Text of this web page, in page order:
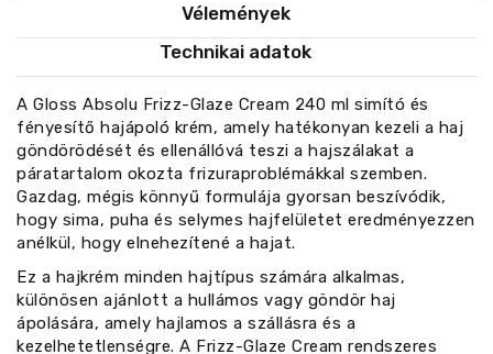
Vélemények
Technikai adatok
A Gloss Absolu Frizz-Glaze Cream 240 ml simító és
fényesítő hajápoló krém, amely hatékonyan kezeli a haj
göndörödését és ellenállóvá teszi a hajszálakat a
páratartalom okozta frizuraproblémákkal szemben.
Gazdag, mégis könnyű formulája gyorsan beszívódik,
hogy sima, puha és selymes hajfelületet eredményezzen
anélkül, hogy elnehezítené a hajat.
Ez a hajkrém minden hajtípus számára alkalmas,
különösen ajánlott a hullámos vagy göndör haj
ápolására, amely hajlamos a szállásra és a
kezelhetetlenségre. A Frizz-Glaze Cream rendszeres